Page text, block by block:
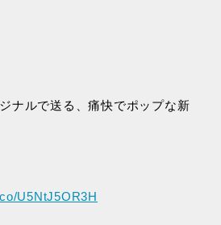
ナルで送る、痛快でポップな新
U5NtJ5OR3H